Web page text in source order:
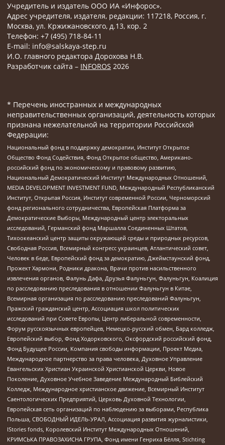
Учредитель и издатель ООО ИА «Инфорос».
Адрес учредителя, издателя, редакции: 117218, Россия, г.
Москва, ул. Кржижановского, д.13, кор. 2
Телефон: +7 (495) 718-84-11
E-mail: info@salskaya-step.ru
И.О. главного редактора Дорохова Н.В.
Разработчик сайта – INFOROS 2026
* Перечень иностранных и международных
неправительственных организаций, деятельность которых
признана нежелательной на территории Российской
Федерации:
Национальный фонд в поддержку демократии, Институт Открытое
Общество Фонд Содействия, Фонд Открытое общество, Американо-
российский фонд по экономическому и правовому развитию,
Национальный Демократический Институт Международных Отношений,
MEDIA DEVELOPMENT INVESTMENT FUND, Международный Республиканский
Институт, Открытая Россия, Институт современной России, Черноморский
фонд регионального сотрудничества, Европейская Платформа за
Демократические Выборы, Международный центр электоральных
исследований, Германский фонд Маршалла Соединенных Штатов,
Тихоокеанский центр защиты окружающей среды и природных ресурсов,
Свободная Россия, Всемирный конгресс украинцев, Атлантический совет,
Человек в беде, Европейский фонд за демократию, Джеймстаунский фонд,
Прожект Хармони, Родники дракона, Врачи против насильственного
извлечения органов, Фалунь Дафа, Друзья Фалуньгун, Фалуньгун, Коалиция
по расследованию преследования в отношении Фалуньгун в Китае,
Всемирная организация по расследованию преследований Фалуньгун,
Пражский гражданский центр, Ассоциация школ политических
исследований при Совете Европы, Центр либеральной современности,
Форум русскоязычных европейцев, Немецко-русский обмен, Бард колледж,
Европейский выбор, Фонд Ходорковского, Оксфордский российский фонд,
Фонд Будущее России, Компания свободы информации, Проект Медиа,
Международное партнерство за права человека, Духовное Управление
Евангельских Христиан Украинской Христианской Церкви, Новое
Поколение, Духовное Учебное Заведение Международный Библейский
Колледж, Международное христианское движение, Всемирный Институт
Саентологических Предприятий, Церковь Духовной Технологии,
Европейская сеть организаций по наблюдению за выборами, Республика
Польша, СВОБОДНЫЙ ИДЕЛЬ-УРАЛ, Ассоциация развития журналистики,
IStories fonds, Королевский Институт Международных Отношений,
КРИМСЬКА ПРАВОЗАХИСНА ГРУПА, Фонд имени Генриха Бёлля, Stichting